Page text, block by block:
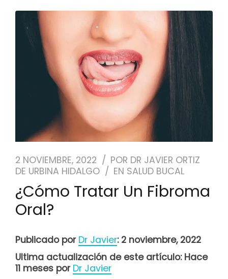
TRATAMIENTOS
NUESTRO EQUIPO
CASOS REALES
SEGUROS DENTALES
PEDIR CITA
2 NOVIEMBRE, 2022 POR DR JAVIER ORTIZ
DE URBINA HIDALGO
EN SALUD BUCAL
¿Cómo Tratar Un Fibroma
Oral?
Publicado por Dr Javier: 2 noviembre, 2022
Ultima actualización de este artículo: Hace
11 meses por Dr Javier